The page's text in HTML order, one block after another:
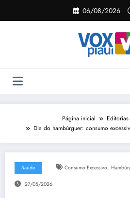
o
06/08/2026
Página inicial Editorias
Dia do hambúrguer: consumo
Saúde Consumo Excessivo,
27/05/2026